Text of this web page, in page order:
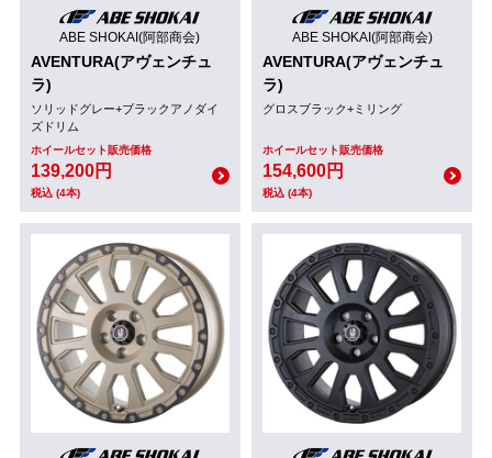
ABE SHOKAI(阿部商会)
AVENTURA(アヴェンチュ
ラ)
ソリッドグレー+ブラックアノダイ
ズドリム
ホイールセット販売価格
139,200円
税込 (4本)
ABE SHOKAI(阿部商会)
AVENTURA(アヴェンチュ
ラ)
グロスブラック+ミリング
ホイールセット販売価格
154,600円
税込 (4本)